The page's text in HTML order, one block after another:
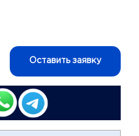
Оставить заявку